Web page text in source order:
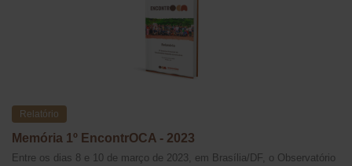
Relatório
Memória 1º EncontrOCA - 2023
Entre os dias 8 e 10 de março de 2023, em Brasília/DF, o Observatório